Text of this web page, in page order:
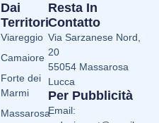
Dai
Territori
Viareggio
Camaiore
Forte dei
Marmi
Massarosa
Resta In
Contatto
Via Sarzanese Nord,
20
55054 Massarosa
Lucca
Per Pubblicità
Email: